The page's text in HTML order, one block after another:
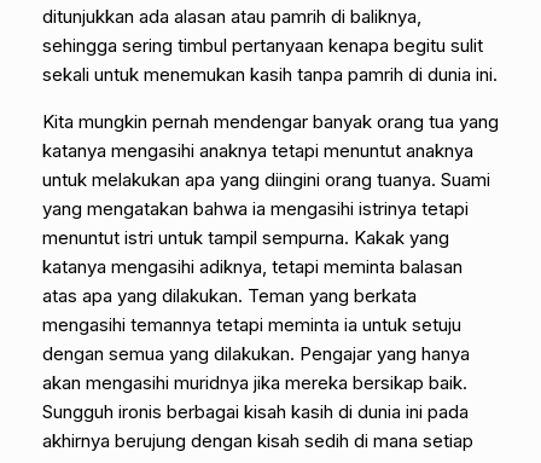
ditunjukkan ada alasan atau pamrih di baliknya,
sehingga sering timbul pertanyaan kenapa begitu sulit
sekali untuk menemukan kasih tanpa pamrih di dunia ini.
Kita mungkin pernah mendengar banyak orang tua yang
katanya mengasihi anaknya tetapi menuntut anaknya
untuk melakukan apa yang diingini orang tuanya. Suami
yang mengatakan bahwa ia mengasihi istrinya tetapi
menuntut istri untuk tampil sempurna. Kakak yang
katanya mengasihi adiknya, tetapi meminta balasan
atas apa yang dilakukan. Teman yang berkata
mengasihi temannya tetapi meminta ia untuk setuju
dengan semua yang dilakukan. Pengajar yang hanya
akan mengasihi muridnya jika mereka bersikap baik.
Sungguh ironis berbagai kisah kasih di dunia ini pada
akhirnya berujung dengan kisah sedih di mana setiap